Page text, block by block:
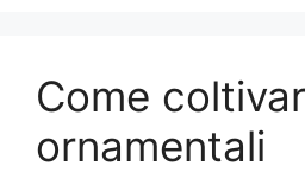
Come
ornamentali